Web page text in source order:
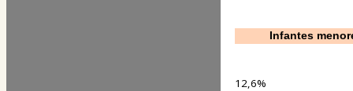
Infantes
12,6%